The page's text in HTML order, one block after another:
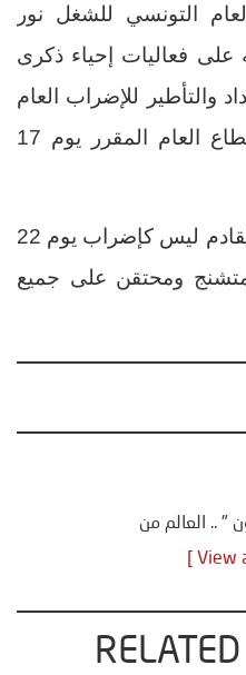
التونسي للشغل نور
على فعاليات إحياء ذكرى
والتأطير للإضراب العام
في الوظيفة العمومية والقطاع العام المقرر يوم 17
وأكد الطبوبي أن الإضراب القادم ليس كإضراب يوم 22
الوضع متشنج ومحتقن على جميع
" .. العالم من